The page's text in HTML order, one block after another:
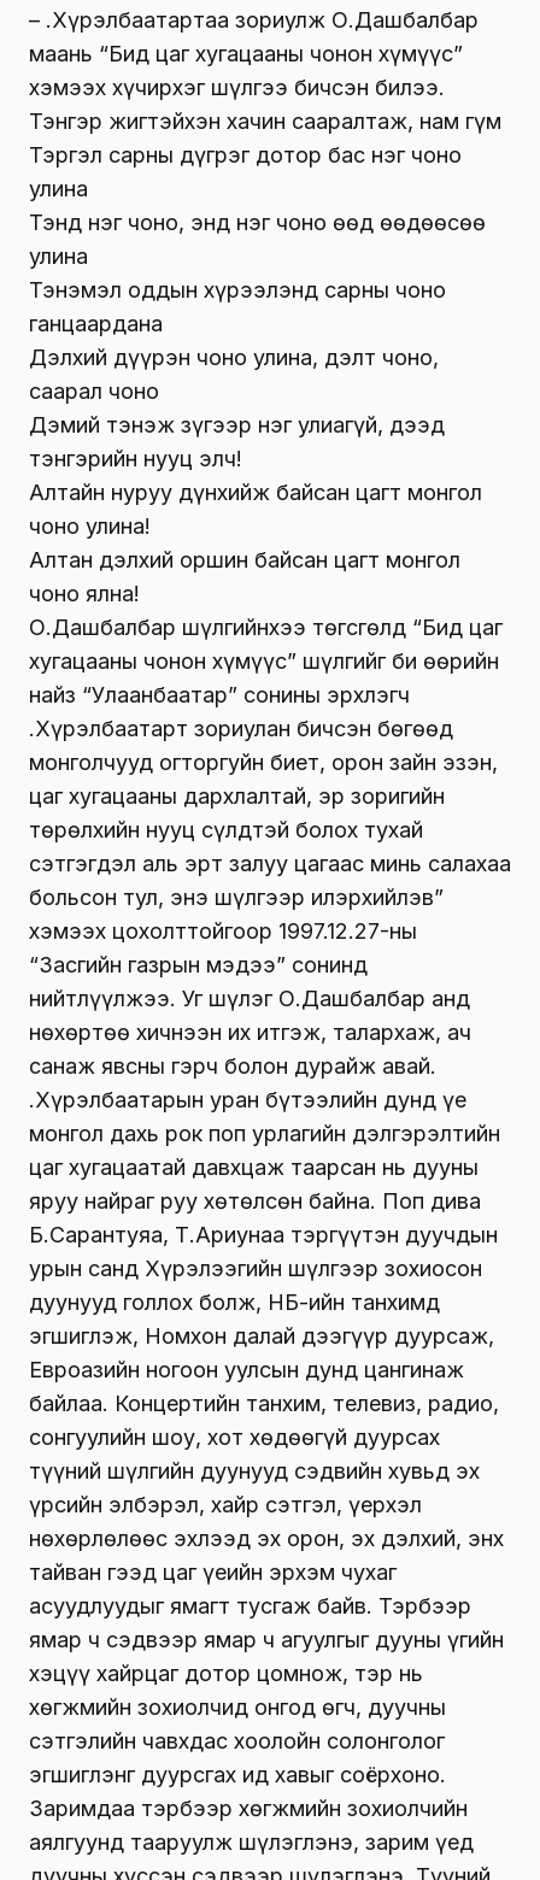
– Ү.Хүрэлбаатартаа зориулж О.Дашбалбар
маань “Бид цаг хугацааны чонон хүмүүс”
хэмээх хүчирхэг шүлгээ бичсэн билээ.
Тэнгэр жигтэйхэн хачин сааралтаж, нам гүм
Тэргэл сарны дүгрэг дотор бас нэг чоно
улина
Тэнд нэг чоно, энд нэг чоно өөд өөдөөсөө
улина
Тэнэмэл оддын хүрээлэнд сарны чоно
ганцаардана
Дэлхий дүүрэн чоно улина, дэлт чоно,
саарал чоно
Дэмий тэнэж зүгээр нэг улиагүй, дээд
тэнгэрийн нууц элч!
Алтайн нуруу дүнхийж байсан цагт монгол
чоно улина!
Алтан дэлхий оршин байсан цагт монгол
чоно ялна!
О.Дашбалбар шүлгийнхээ төгсгөлд “Бид цаг
хугацааны чонон хүмүүс” шүлгийг би өөрийн
найз “Улаанбаатар” сонины эрхлэгч
Ү.Хүрэлбаатарт зориулан бичсэн бөгөөд
монголчууд огторгуйн биет, орон зайн эзэн,
цаг хугацааны дархлалтай, эр зоригийн
төрөлхийн нууц сүлдтэй болох тухай
сэтгэгдэл аль эрт залуу цагаас минь салахаа
больсон тул, энэ шүлгээр илэрхийлэв”
хэмээх цохолттойгоор 1997.12.27-ны
“Засгийн газрын мэдээ” сонинд
нийтлүүлжээ. Уг шүлэг О.Дашбалбар анд
нөхөртөө хичнээн их итгэж, талархаж, ач
санаж явсны гэрч болон дурайж авай.
Ү.Хүрэлбаатарын уран бүтээлийн дунд үе
монгол дахь рок поп урлагийн дэлгэрэлтийн
цаг хугацаатай давхцаж таарсан нь дууны
яруу найраг руу хөтөлсөн байна. Поп дива
Б.Сарантуяа, Т.Ариунаа тэргүүтэн дуучдын
урын санд Хүрэлээгийн шүлгээр зохиосон
дуунууд голлох болж, НҮБ-ийн танхимд
эгшиглэж, Номхон далай дээгүүр дуурсаж,
Евроазийн ногоон уулсын дунд цангинаж
байлаа. Концертийн танхим, телевиз, радио,
сонгуулийн шоу, хот хөдөөгүй дуурсах
түүний шүлгийн дуунууд сэдвийн хувьд эх
үрсийн элбэрэл, хайр сэтгэл, үерхэл
нөхөрлөлөөс эхлээд эх орон, эх дэлхий, энх
тайван гээд цаг үеийн эрхэм чухаг
асуудлуудыг ямагт тусгаж байв. Тэрбээр
ямар ч сэдвээр ямар ч агуулгыг дууны үгийн
хэцүү хайрцаг дотор цомнож, тэр нь
хөгжмийн зохиолчид онгод өгч, дуучны
сэтгэлийн чавхдас хоолойн солонголог
эгшиглэнг дуурсгах ид хавыг соёрхоно.
Заримдаа тэрбээр хөгжмийн зохиолчийн
аялгуунд тааруулж шүлэглэнэ, зарим үед